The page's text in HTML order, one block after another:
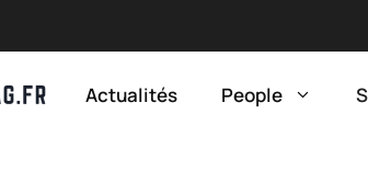
Actualités People